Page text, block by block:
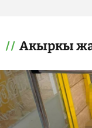
Акыркы